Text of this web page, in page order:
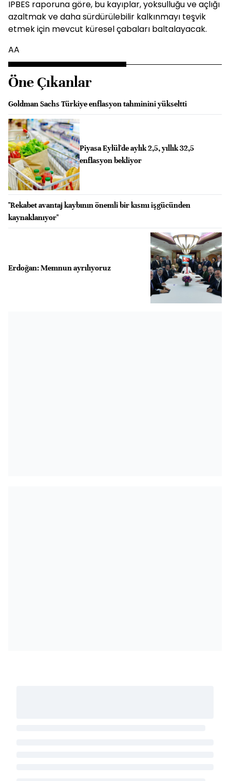
IPBES raporuna göre, bu kayıplar, yoksulluğu ve açlığı
azaltmak ve daha sürdürülebilir kalkınmayı teşvik
etmek için mevcut küresel çabaları baltalayacak.
AA
Öne Çıkanlar
Goldman Sachs Türkiye enflasyon tahminini yükseltti
Piyasa Eylül'de aylık 2,5, yıllık 32,5
enflasyon bekliyor
"Rekabet avantaj kaybının önemli bir kısmı işgücünden
kaynaklanıyor"
Erdoğan: Memnun ayrılıyoruz